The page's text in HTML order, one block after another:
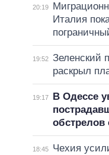
20:19
Италия
19:52 Зеленский
раскрыл
19:17
В Одессе
обстрелов
18:45
Чехия